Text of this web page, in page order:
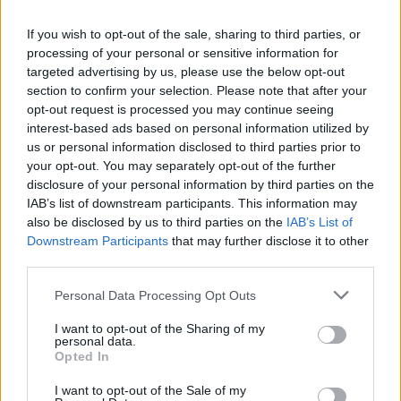
If you wish to opt-out of the sale, sharing to third parties, or
processing of your personal or sensitive information for
targeted advertising by us, please use the below opt-out
section to confirm your selection. Please note that after your
opt-out request is processed you may continue seeing
interest-based ads based on personal information utilized by
us or personal information disclosed to third parties prior to
your opt-out. You may separately opt-out of the further
disclosure of your personal information by third parties on the
IAB’s list of downstream participants. This information may
also be disclosed by us to third parties on the IAB’s List of
Downstream Participants that may further disclose it to other
Personal Data Processing Opt Outs
I want to opt-out of the Sharing of my
personal data.
Opted In
I want to opt-out of the Sale of my
Διευθυντή Κλινικής ή Εργαστηρίου του Εθνικού
Συστήματος Υγείας (Ε.Σ.Υ.) ή iii) Καθηγητή Πανεπιστημίου
ή
Αναπληρωτή Καθηγητή
γ) Φωτοαντίγραφο αστυνομικής ταυτότητας και
δ) Εξουσιοδότηση σε εκπρόσωπο (* μόνο σε περίπτωση
που η διαδικασία αποστολής των δικαιολογητικών
διεκπεραιώνεται από τρίτο πρόσωπο
ΣΗΜΕΙΩΣΗ:Εφιστούμε την προσοχή των υποψηφίων στα
εξής:
Πιστοποιητικά Διαπίστωσης Πάθησης που είχαν
εκδοθεί από τις Επταμελείς Επιτροπές των
Νοσοκομείων ή το ΚΕΣΥ
στην Τριτοβάθμια Εκπαίδευση το ακαδημαϊκό έτος